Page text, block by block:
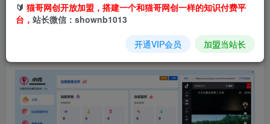
您当前未登录！建议登陆后加入会员
🔰 猫哥网创开放加盟，搭建一个和猫哥网创一样的知识付费平
台， 站长微信：shownb1013
开通VIP会员 加盟当站长